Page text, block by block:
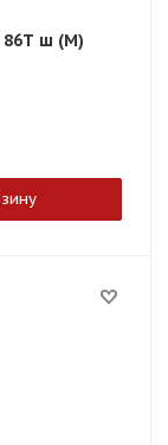
ш (M)